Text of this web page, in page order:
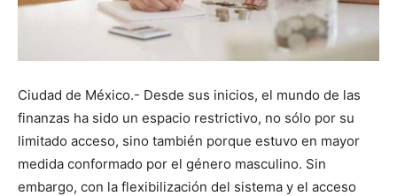
Ciudad de México.- Desde sus inicios, el mundo de las
finanzas ha sido un espacio restrictivo, no sólo por su
limitado acceso, sino también porque estuvo en mayor
medida conformado por el género masculino. Sin
embargo, con la flexibilización del sistema y el acceso